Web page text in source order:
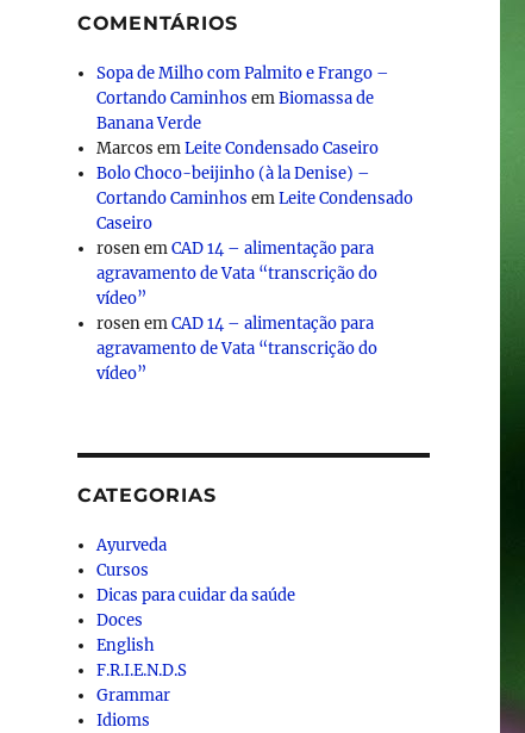
COMENTÁRIOS
Sopa de Milho com Palmito e Frango –
Cortando Caminhos emBiomassa de
Banana Verde
Marcos emLeite Condensado Caseiro
Bolo Choco-beijinho (à la Denise) –
Cortando Caminhos emLeite Condensado
Caseiro
rosenemCAD 14 – alimentação para
agravamento de Vata “transcrição do
vídeo”
rosenemCAD 14 – alimentação para
agravamento de Vata “transcrição do
vídeo”
CATEGORIAS
Ayurveda
Cursos
Dicas para cuidar da saúde
Doces
English
F.R.I.E.N.D.S
Grammar
Idioms